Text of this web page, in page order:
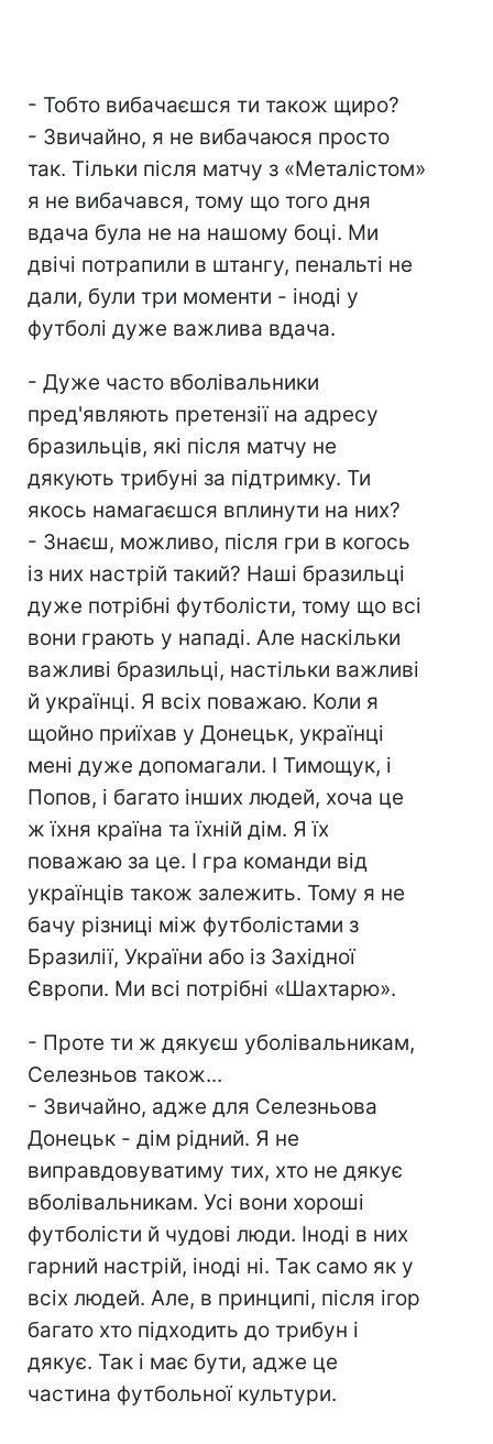
- Тобто вибачаєшся ти також щиро?
- Звичайно, я не вибачаюся просто
так. Тільки після матчу з «Металістом»
я не вибачався, тому що того дня
вдача була не на нашому боці. Ми
двічі потрапили в штангу, пенальті не
дали, були три моменти - іноді у
футболі дуже важлива вдача.
- Дуже часто вболівальники
пред'являють претензії на адресу
бразильців, які після матчу не
дякують трибуні за підтримку. Ти
якось намагаєшся вплинути на них?
- Знаєш, можливо, після гри в когось
із них настрій такий? Наші бразильці
дуже потрібні футболісти, тому що всі
вони грають у нападі. Але наскільки
важливі бразильці, настільки важливі
й українці. Я всіх поважаю. Коли я
щойно приїхав у Донецьк, українці
мені дуже допомагали. І Тимощук, і
Попов, і багато інших людей, хоча це
ж їхня країна та їхній дім. Я їх
поважаю за це. І гра команди від
українців також залежить. Тому я не
бачу різниці між футболістами з
Бразилії, України або із Західної
Європи. Ми всі потрібні «Шахтарю».
- Проте ти ж дякуєш уболівальникам,
Селезньов також...
- Звичайно, адже для Селезньова
Донецьк - дім рідний. Я не
виправдовуватиму тих, хто не дякує
вболівальникам. Усі вони хороші
футболісти й чудові люди. Іноді в них
гарний настрій, іноді ні. Так само як у
всіх людей. Але, в принципі, після ігор
багато хто підходить до трибун і
дякує. Так і має бути, адже це
частина футбольної культури.